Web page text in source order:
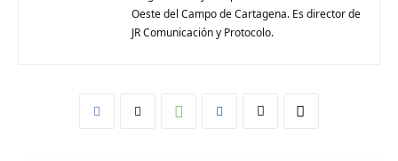
Oeste del Campo de Cartagena. Es director de
JR Comunicación y Protocolo.